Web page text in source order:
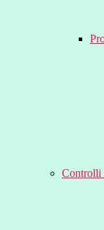
Controlli